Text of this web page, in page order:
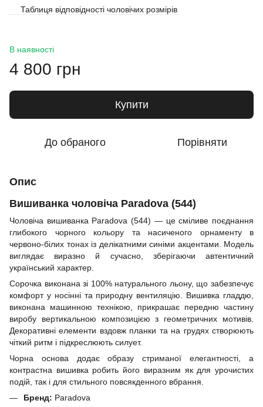
Таблиця відповідності чоловічих розмірів
В наявності
4 800 грн
Купити
До обраного Порівняти
Опис
Вишиванка чоловіча Paradova (544)
Чоловіча вишиванка Paradova (544) — це сміливе поєднання
глибокого чорного кольору та насиченого орнаменту в
червоно-білих тонах із делікатними синіми акцентами. Модель
виглядає виразно й сучасно, зберігаючи автентичний
український характер.
Сорочка виконана зі 100% натурального льону, що забезпечує
комфорт у носінні та природну вентиляцію. Вишивка гладдю,
виконана машинною технікою, прикрашає передню частину
виробу вертикальною композицією з геометричних мотивів.
Декоративні елементи вздовж планки та на грудях створюють
чіткий ритм і підкреслюють силует.
Чорна основа додає образу стриманої елегантності, а
контрастна вишивка робить його виразним як для урочистих
подій, так і для стильного повсякденного вбрання.
Бренд: Paradova